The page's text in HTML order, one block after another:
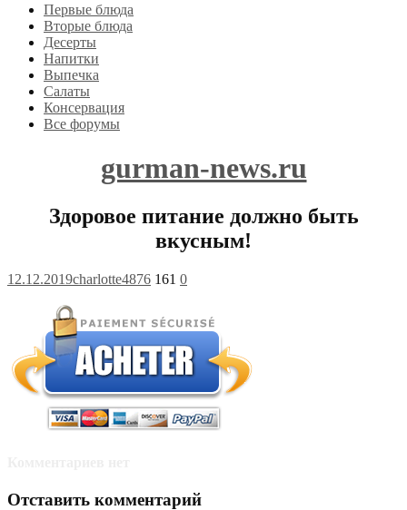
Первые блюда
Вторые блюда
Десерты
Напитки
Выпечка
Салаты
Консервация
Все форумы
gurman-news.ru
Здоровое питание должно быть
вкусным!
12.12.2019charlotte4876 161 0
Отставить комментарий